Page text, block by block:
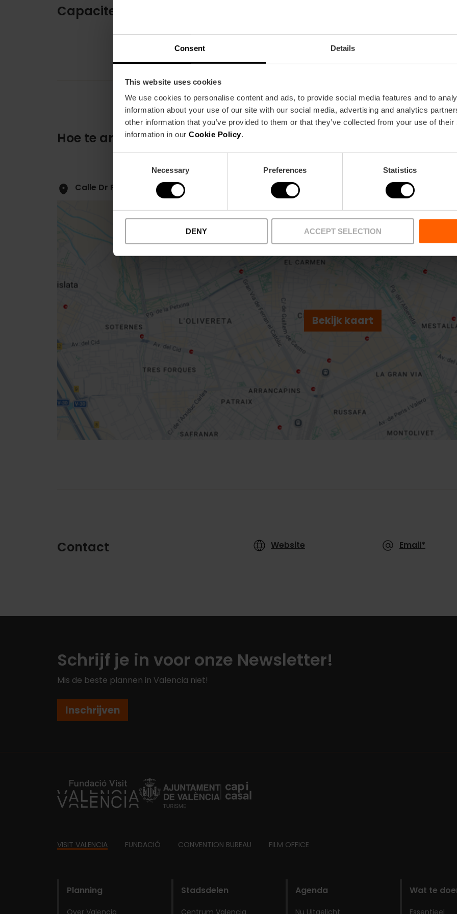
Consent Details
This website uses cookies
We use cookies to personalise content and ads, to provide social media features and to
information about your use of our site with our social media, advertising and analytics
other information that you’ve provided to them or that they’ve collected from your use of
information in our Cookie Policy.
Necessary Preferences Statistics
DENY ACCEPT SELECTION
Capaciteit
Hoe te arriveren
Calle Dr Peset Cervera, 8 46008 València
Bekijk kaart
Routebeschrijving
sidebar
Contact Website Email*
Schrijf je in voor onze Newsletter!
Mis de beste plannen in Valencia niet!
Inschrijven
https://fundacion.visitvalencia.com/
Footer
VISIT VALENCIA FUNDACIÓ CONVENTION BUREAU FILM OFFICE
Planning Stadsdelen Agenda Wat te